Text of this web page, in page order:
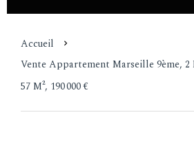
Accueil
Vente Appartement Marseille 9ème, 2
57 M², 190 000 €